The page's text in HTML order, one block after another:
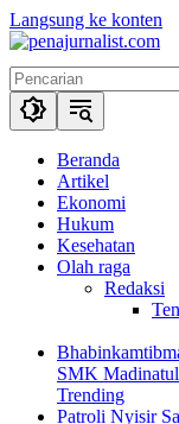
Langsung ke konten
Beranda
Artikel
Ekonomi
Hukum
Kesehatan
Olah raga
Redaksi
SMK
Trending
Patroli Nyisir